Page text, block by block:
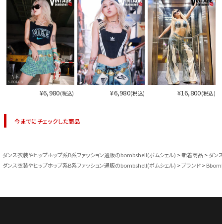
¥6,980(税込) ¥6,980(税込) ¥16,800(税込)
今までにチェックした商品
ダンス衣装やヒップホップ系B系ファッション通販のbombshell(ボムシェル) 新着商品
ダン
ダンス衣装やヒップホップ系B系ファッション通販のbombshell(ボムシェル)
ブランド